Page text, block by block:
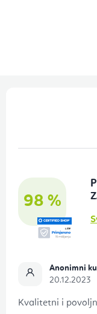
98 %
Anonimni
20.12.2023
Kvalitetni i